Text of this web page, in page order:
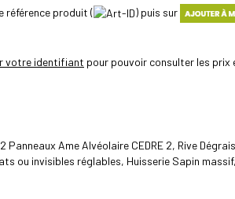
référence produit ( ) puis sur
votre identifiant pour pouvoir consulter les
Ame Alvéolaire CEDRE 2, Rive
ou invisibles réglables, Huisserie Sapin